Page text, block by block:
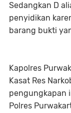
Sedangkan D
penyidikan
barang bukti
Kapolres
Kasat Res
pengungkapan
Polres